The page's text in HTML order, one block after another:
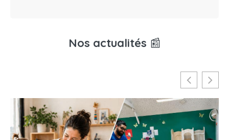
Nos actualités 📰